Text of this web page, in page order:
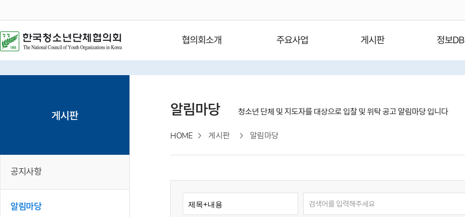
협의회소개 주요사업 게시판 정보DB
게시판
공지사항
알림마당
알림마당 청소년 단체 및 지도자를 대상으로 입찰 및 위탁 공고 알림마당 입니다
HOME 게시판 알림마당